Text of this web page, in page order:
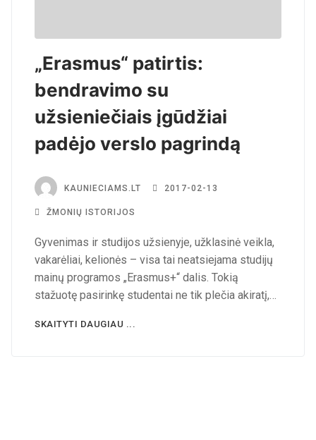
„Erasmus“ patirtis:
bendravimo su
užsieniečiais įgūdžiai
padėjo verslo pagrindą
KAUNIECIAMS.LT 2017-02-13
ŽMONIŲ ISTORIJOS
Gyvenimas ir studijos užsienyje, užklasinė veikla,
vakarėliai, kelionės – visa tai neatsiejama studijų
mainų programos „Erasmus+“ dalis. Tokią
stažuotę pasirinkę studentai ne tik plečia akiratį,…
SKAITYTI DAUGIAU ...